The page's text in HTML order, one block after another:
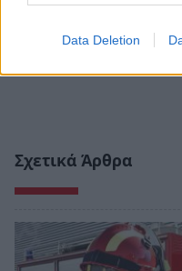
Data Deletion
Σχετικά Άρθρα